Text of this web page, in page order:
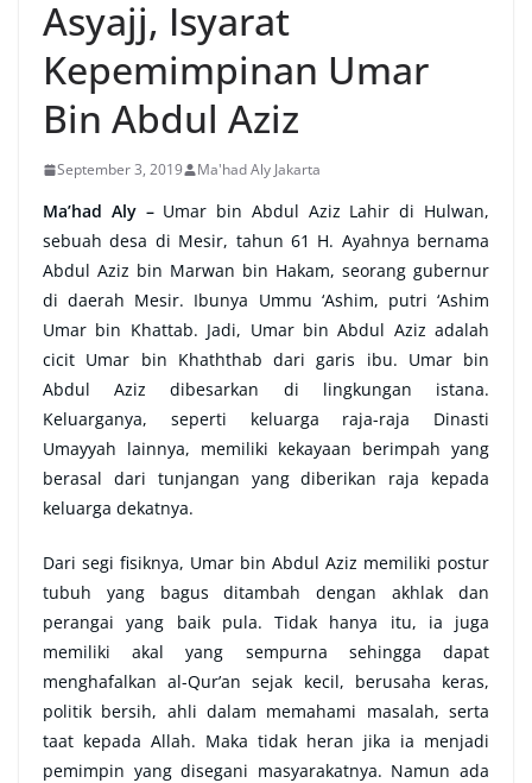
Asyajj, Isyarat
Kepemimpinan Umar
Bin Abdul Aziz
September 3, 2019 Ma'had Aly Jakarta
Ma’had Aly –Umar bin Abdul Aziz Lahir di Hulwan,
sebuah desa di Mesir, tahun 61 H. Ayahnya bernama
Abdul Aziz bin Marwan bin Hakam, seorang gubernur
di daerah Mesir. Ibunya Ummu ‘Ashim, putri ‘Ashim
Umar bin Khattab. Jadi, Umar bin Abdul Aziz adalah
cicit Umar bin Khaththab dari garis ibu. Umar bin
Abdul Aziz dibesarkan di lingkungan istana.
Keluarganya, seperti keluarga raja-raja Dinasti
Umayyah lainnya, memiliki kekayaan berimpah yang
berasal dari tunjangan yang diberikan raja kepada
keluarga dekatnya.
Dari segi fisiknya, Umar bin Abdul Aziz memiliki postur
tubuh yang bagus ditambah dengan akhlak dan
perangai yang baik pula. Tidak hanya itu, ia juga
memiliki akal yang sempurna sehingga dapat
menghafalkan al-Qur’an sejak kecil, berusaha keras,
politik bersih, ahli dalam memahami masalah, serta
taat kepada Allah. Maka tidak heran jika ia menjadi
pemimpin yang disegani masyarakatnya. Namun ada